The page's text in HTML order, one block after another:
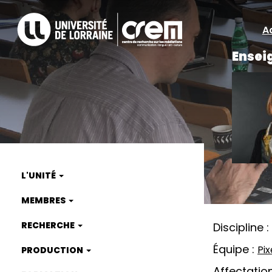
Aller
au
contenu
principal
L'UNITÉ
MEMBRES
RECHERCHE
PRODUCTION
Discipline
Équipe